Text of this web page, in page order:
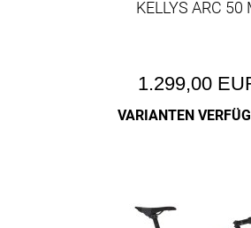
KELLYS ARC 50
1.299,00
VARIANTEN